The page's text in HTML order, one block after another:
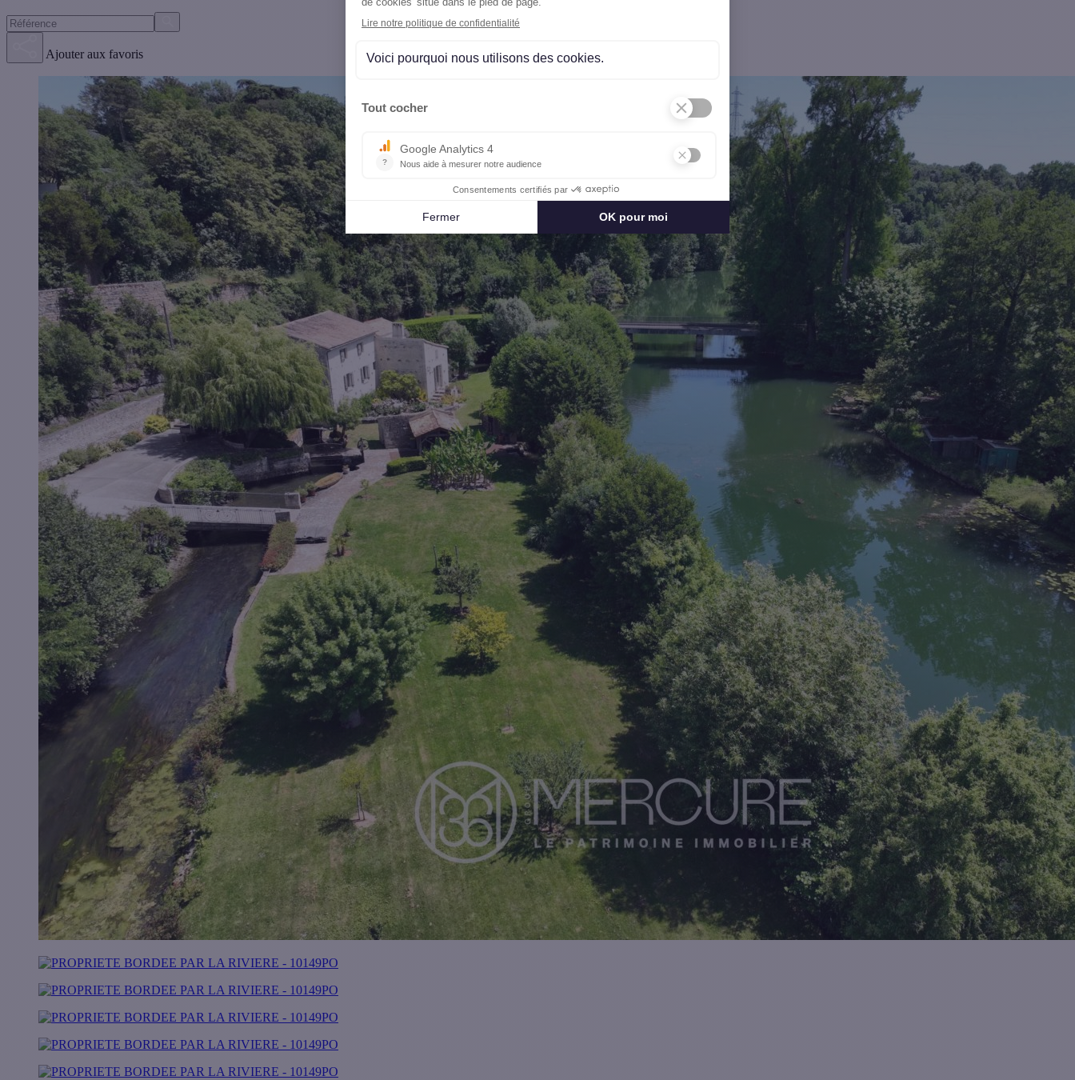
Ajouter aux favoris